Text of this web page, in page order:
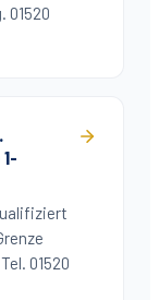
01520
01520